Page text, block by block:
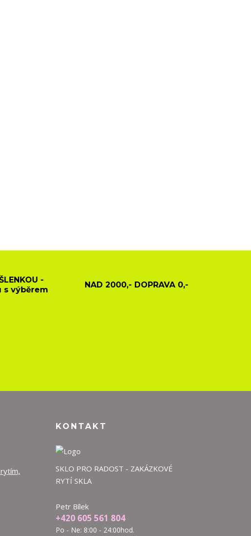
-
s výběrem
NAD 2000,- DOPRAVA 0,-
KONTAKT
SKLO PRO RADOST - ZAKÁZKOVÉ
RYTÍ SKLA
Petr Bílek
+420 605 561 804
Po - Ne: 8:00 - 24:00hod.